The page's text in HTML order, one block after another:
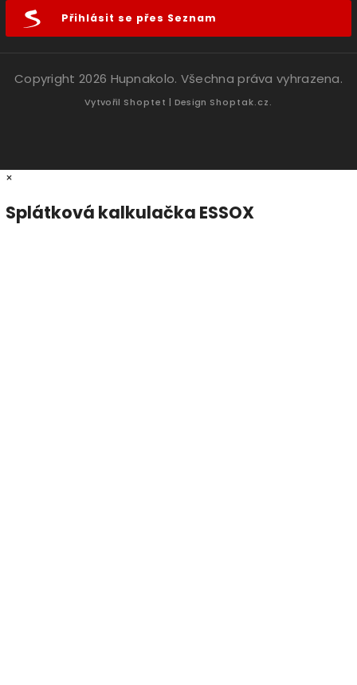
Přihlásit se přes Seznam
Copyright 2026 Hupnakolo. Všechna práva vyhrazena.
Vytvořil Shoptet | Design Shoptak.cz.
×
Splátková kalkulačka ESSOX